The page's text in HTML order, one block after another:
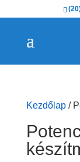
Kezdőlap/